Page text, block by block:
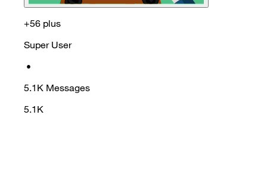
+56 plus
Super User
•
5.1K Messages
5.1K